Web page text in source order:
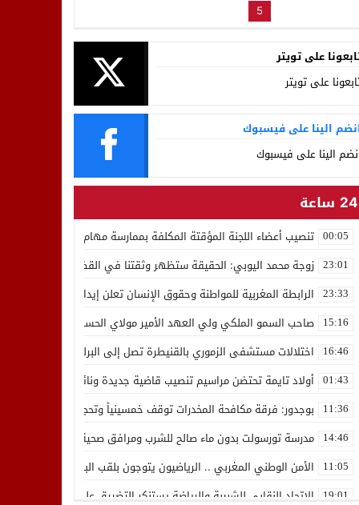
5
على تويتر
على تويتر
الينا على فيسبوك
الينا على فيسبوك
24 ساعة
00:05 تنصيب أعضاء اللجنة المؤقتة المكلفة بممارسة مهام المجلس الوطني
23:01 زوجة محمد اليوبي: الحقيقة ستظهر وثقتنا في القضاء ثابتة
23:33 الرابطة المغربية للمواطنة وحقوق الإنسان تعلن إيداع رئيسها
15:16 صاحب السمو الملكي ولي العهد الأمير مولاي الحسن يدشن “برج
16:46 اختلالات مستشفى الزموري بالقنيطرة تصل إلى البرلمان واستقالة
01:43 أولاد تايمة تحتضن مراسيم تنصيب قاضية جديدة ونائب لوكيل الملك
11:36 بوجدور: فرقة مكافحة المخدرات توقف خمسينياً وتحجز 10 كيلوغرامات من الشيرا
14:46 مدرسة تورسولت بدون ماء صالح للشرب ومرافق صحية في وضعية
11:05 الأمن الوطني المغربي .. الرياضيون يتوجون بلقب البطولة العربية
19:01 الاتحاد النقابي للشبيبة والرياضة يستنكر التضييق على الموظفين